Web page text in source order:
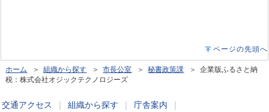
ページの先頭へ
ホーム ＞組織から探す ＞市長公室 ＞秘書政策課 ＞ 企業版ふるさと納
税：株式会社オジックテクノロジーズ
交通アクセス 組織から探す 庁舎案内